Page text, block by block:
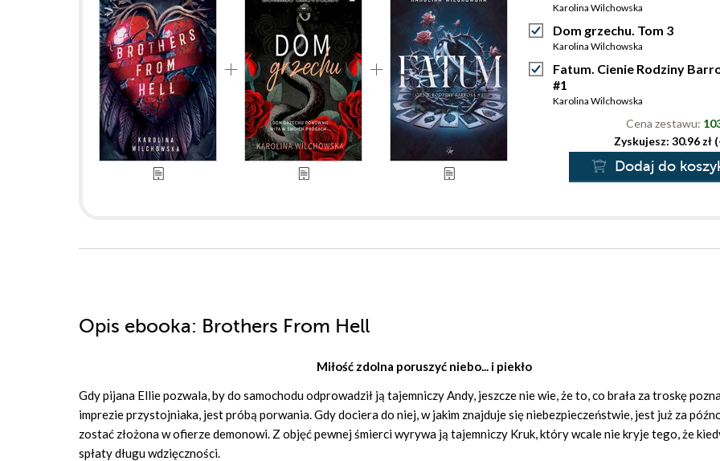
Karolina Wilchowska
Dom grzechu. Tom 3
Karolina Wilchowska
Fatum. Cienie Rodziny
#1
Karolina Wilchowska
Cena zestawu:
Zyskujesz: 30.96 zł
Dodaj do
Opis ebooka: Brothers From Hell
Miłość zdolna poruszyć niebo... i piekło
Gdy pijana Ellie pozwala, by do samochodu odprowadził ją tajemniczy Andy, jeszcze nie wie, że to, co brała za troskę
imprezie przystojniaka, jest próbą porwania. Gdy dociera do niej, w jakim znajduje się niebezpieczeństwie, jest już za
zostać złożona w ofierze demonowi. Z objęć pewnej śmierci wyrywa ją tajemniczy Kruk, który wcale nie kryje tego, że
spłaty długu wdzięczności.